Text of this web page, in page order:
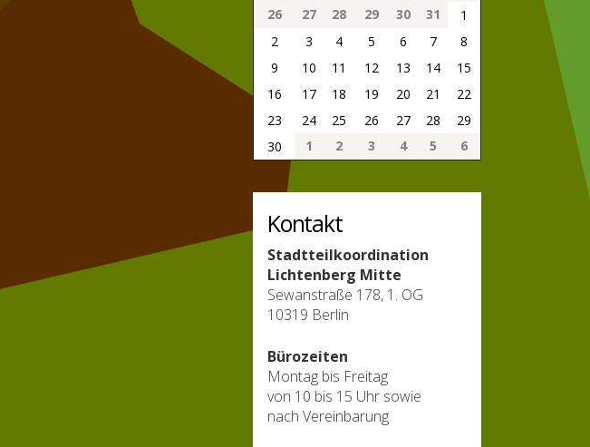
26
27 28 29 30 31
1
2
3 4 5 6 7
8
9
10 11 12 13 14
15
16
17 18 19 20 21
22
23
24 25 26 27 28
29
30
1 2 3 4 5 6
Kontakt
Stadtteilkoordination
Lichtenberg Mitte
Sewanstraße 178, 1. OG
10319 Berlin
Bürozeiten
Montag bis Freitag
von 10 bis 15 Uhr sowie
nach Vereinbarung